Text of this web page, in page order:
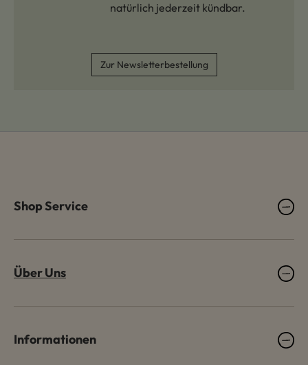
natürlich jederzeit kündbar.
Zur Newsletterbestellung
Shop Service
Über Uns
Informationen